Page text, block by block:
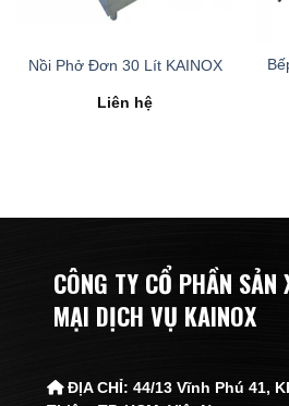
Nồi Phở Đơn 30 Lít KAINOX
Liên hệ
CÔNG TY CỔ PHẦN SẢN
MẠI DỊCH VỤ KAINOX
ĐỊA CHỈ:44/13 Vĩnh Phú 41,